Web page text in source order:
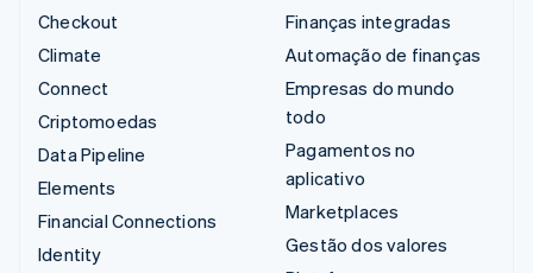
Checkout
Climate
Connect
Criptomoedas
Data Pipeline
Elements
Financial Connections
Identity
Finanças integradas
Automação de finanças
Empresas do mundo
todo
Pagamentos no
aplicativo
Marketplaces
Gestão dos valores